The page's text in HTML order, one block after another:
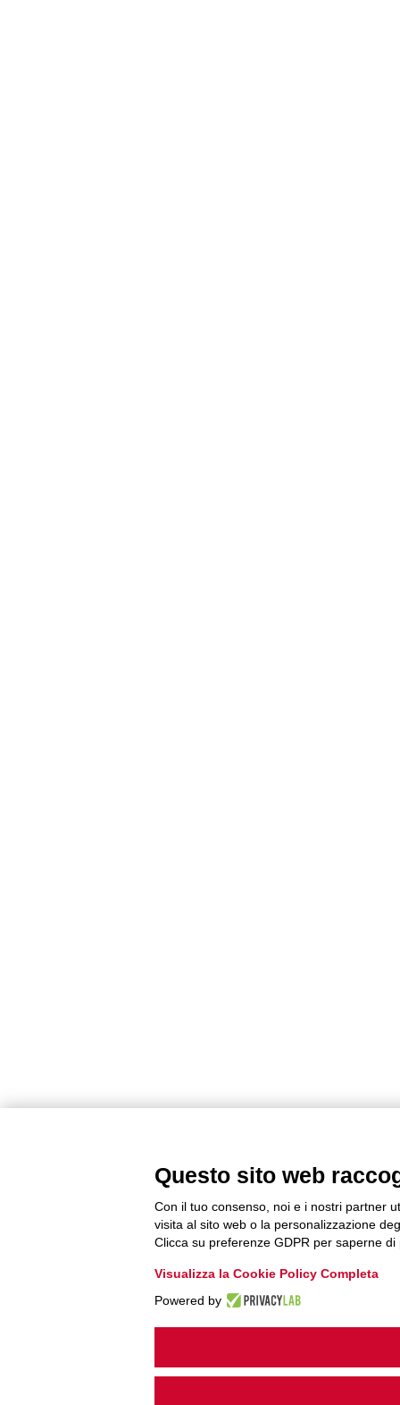
Questo sito web
Con il tuo consenso, noi e i nostri partner
visita al sito web o la personalizzazione
Clicca su preferenze GDPR per saperne di
Visualizza la Cookie Policy Completa
Powered by